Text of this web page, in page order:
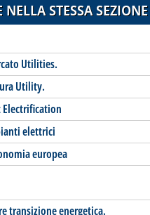
NELLA STESSA SEZIONE
Utilities.
Utility.
Electrification
elettrici
europea
transizione energetica.